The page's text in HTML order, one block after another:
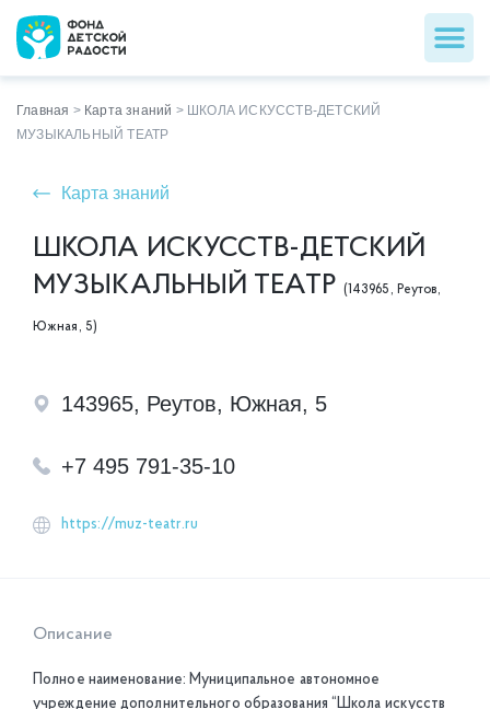
Главная > Карта знаний > ШКОЛА ИСКУССТВ-ДЕТСКИЙ
МУЗЫКАЛЬНЫЙ ТЕАТР
Карта знаний
ШКОЛА ИСКУССТВ-ДЕТСКИЙ
МУЗЫКАЛЬНЫЙ ТЕАТР (143965, Реутов,
Южная, 5)
143965, Реутов, Южная, 5
+7 495 791-35-10
https://muz-teatr.ru
Описание
Полное наименование: Муниципальное автономное
учреждение дополнительного образования “Школа искусств